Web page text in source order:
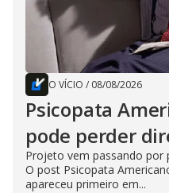
O VÍCIO / 08/08/2026
Psicopata
pode perder
Projeto vem passando por
O post Psicopata
apareceu primeiro em...